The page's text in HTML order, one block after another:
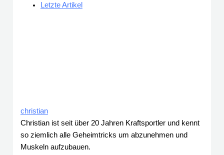
Letzte Artikel
christian
Christian ist seit über 20 Jahren Kraftsportler und kennt
so ziemlich alle Geheimtricks um abzunehmen und
Muskeln aufzubauen.